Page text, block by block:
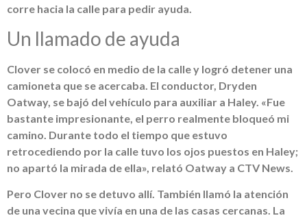
corre hacia la calle para pedir ayuda.
Un llamado de ayuda
Clover se colocó en medio de la calle y logró detener una
camioneta que se acercaba. El conductor, Dryden
Oatway, se bajó del vehículo para auxiliar a Haley. «Fue
bastante impresionante, el perro realmente bloqueó mi
camino. Durante todo el tiempo que estuvo
retrocediendo por la calle tuvo los ojos puestos en Haley;
no apartó la mirada de ella», relató Oatway a CTV News.
Pero Clover no se detuvo allí. También llamó la atención
de una vecina que vivía en una de las casas cercanas. La